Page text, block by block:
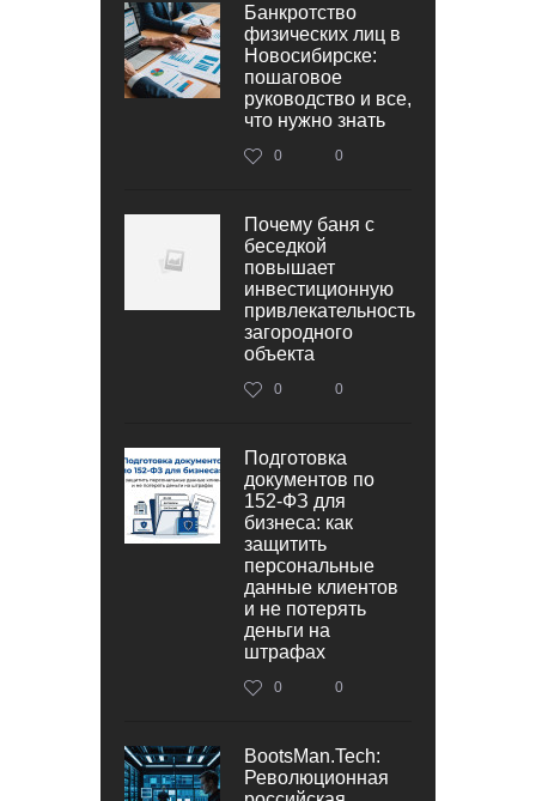
Банкротство
физических лиц в
Новосибирске:
пошаговое
руководство и все,
что нужно знать
0 0
Почему баня с
беседкой
повышает
инвестиционную
привлекательность
загородного
объекта
0 0
Подготовка
документов по
152‑ФЗ для
бизнеса: как
защитить
персональные
данные клиентов
и не потерять
деньги на
штрафах
0 0
BootsMan.Tech:
Революционная